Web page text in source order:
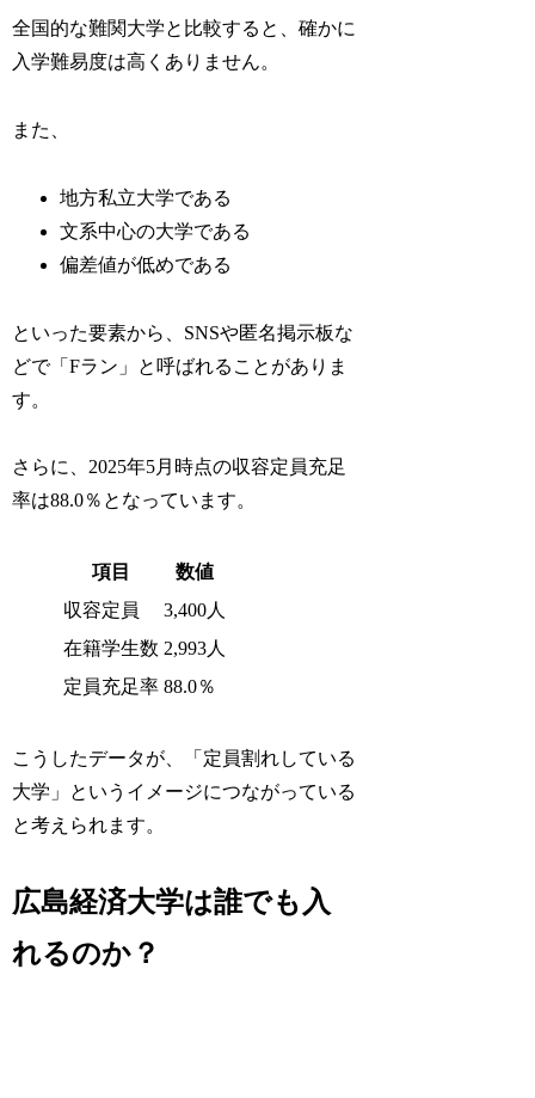
全国的な難関大学と比較すると、確かに
入学難易度は高くありません。
また、
地方私立大学である
文系中心の大学である
偏差値が低めである
といった要素から、SNSや匿名掲示板な
どで「Fラン」と呼ばれることがありま
す。
さらに、2025年5月時点の収容定員充足
率は88.0％となっています。
項目
数値
収容定員
3,400人
在籍学生数 2,993人
定員充足率 88.0％
こうしたデータが、「定員割れしている
大学」というイメージにつながっている
と考えられます。
広島経済大学は誰でも入
れるのか？